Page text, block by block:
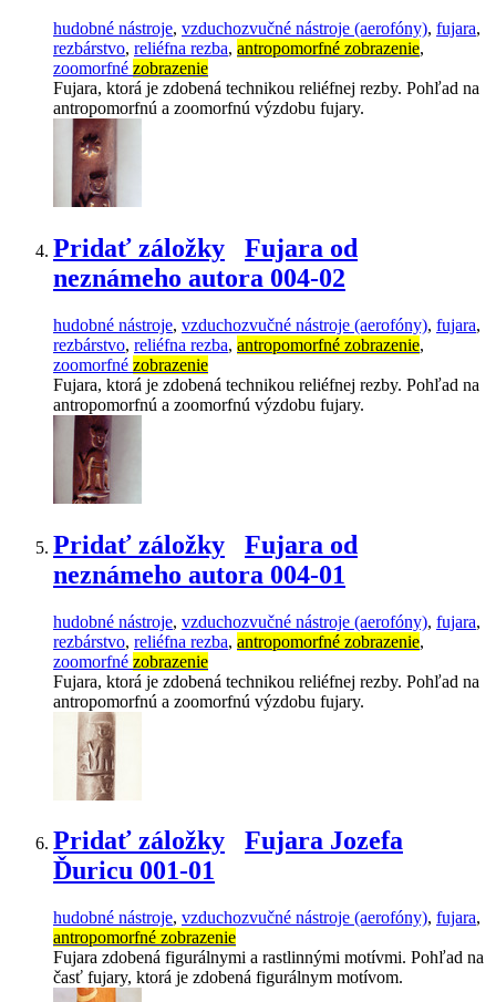
hudobné nástroje, vzduchozvučné nástroje (aerofóny), fujara,
rezbárstvo, reliéfna rezba, antropomorfné zobrazenie,
zoomorfné zobrazenie
Fujara, ktorá je zdobená technikou reliéfnej rezby. Pohľad na
antropomorfnú a zoomorfnú výzdobu fujary.
Pridať záložky
Fujara od
neznámeho autora 004-02
hudobné nástroje, vzduchozvučné nástroje (aerofóny), fujara,
rezbárstvo, reliéfna rezba, antropomorfné zobrazenie,
zoomorfné zobrazenie
Fujara, ktorá je zdobená technikou reliéfnej rezby. Pohľad na
antropomorfnú a zoomorfnú výzdobu fujary.
Pridať záložky
Fujara od
neznámeho autora 004-01
hudobné nástroje, vzduchozvučné nástroje (aerofóny), fujara,
rezbárstvo, reliéfna rezba, antropomorfné zobrazenie,
zoomorfné zobrazenie
Fujara, ktorá je zdobená technikou reliéfnej rezby. Pohľad na
antropomorfnú a zoomorfnú výzdobu fujary.
Pridať záložky
Fujara Jozefa
Ďuricu 001-01
hudobné nástroje, vzduchozvučné nástroje (aerofóny), fujara,
antropomorfné zobrazenie
Fujara zdobená figurálnymi a rastlinnými motívmi. Pohľad na
časť fujary, ktorá je zdobená figurálnym motívom.